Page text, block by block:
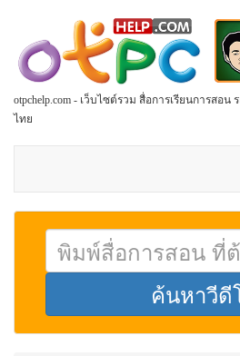
otpchelp.com - เว็บไซต์รวม สื่อการเรียนการสอ
ไทย